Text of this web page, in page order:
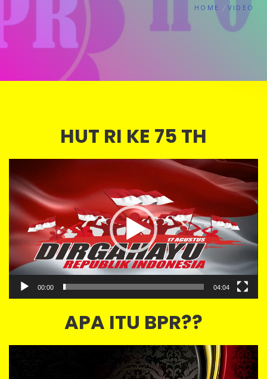
HOME VIDEO
HUT RI KE 75 TH
Player
00:00 04:04
APA ITU BPR??